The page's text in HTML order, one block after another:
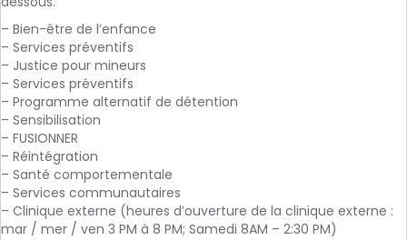
– Bien-être de l’enfance
– Services préventifs
– Justice pour mineurs
– Services préventifs
– Programme alternatif de détention
– Sensibilisation
– FUSIONNER
– Réintégration
– Santé comportementale
– Services communautaires
– Clinique externe (heures d’ouverture de la clinique externe :
mar / mer / ven 3 PM à 8 PM; Samedi 8AM – 2:30 PM)